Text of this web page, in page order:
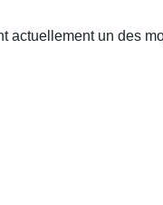
actuellement un des